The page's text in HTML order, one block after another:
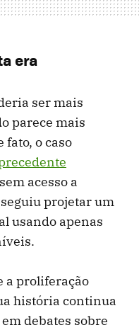
era
ser mais
parece mais
o caso
acesso a
projetar um
usando apenas
a proliferação
história continua
debates sobre